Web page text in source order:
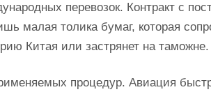
перевозок. Контракт с
малая толика бумаг, которая
Китая или застрянет на таможне.
процедур. Авиация